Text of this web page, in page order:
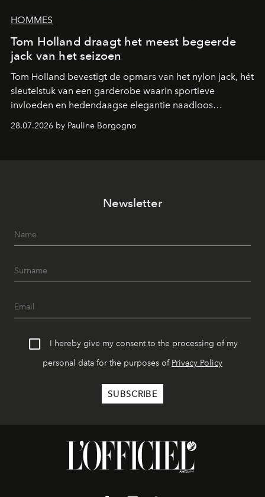
HOMMES
Tom Holland draagt het meest begeerde
jack van het seizoen
Tom Holland bevestigt de opmars van het nylon jack, hét
sleutelstuk van een garderobe waarin sportieve
invloeden en hedendaagse elegantie naadloos
samenkomen.
28.07.2026 by Pauline Borgogno
Newsletter
I hereby give my consent to the processing of my
personal data for the purposes of Privacy Policy